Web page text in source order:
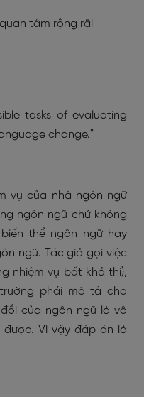
tâm rộng rãi
tasks of evaluating
change."
vụ của nhà ngôn ngữ
ngôn ngữ chứ không
thể ngôn ngữ hay
ngữ. Tác giả gọi việc
nhiệm vụ bất khả thi),
phái mô tả cho
của ngôn ngữ là vô
Vì vậy đáp án là